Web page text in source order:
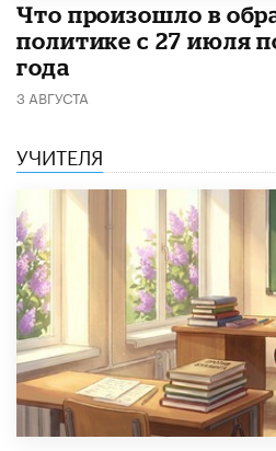
​Что произошло в
политике с 27 июля
года
3 АВГУСТА
УЧИТЕЛЯ